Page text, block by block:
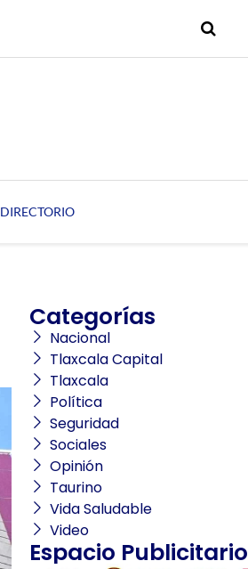
DIRECTORIO
Categorías
Nacional
Tlaxcala Capital
Tlaxcala
Política
Seguridad
Sociales
Opinión
Taurino
Vida Saludable
Video
Espacio Publicitario